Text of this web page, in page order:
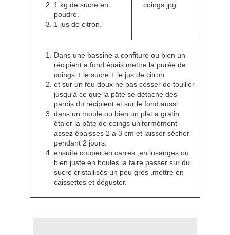
1 kg de sucre en
poudre.
1 jus de citron.
Dans une bassine a confiture ou bien un
récipient a fond épais mettre la purée de
coings + le sucre + le jus de citron
et sur un feu doux ne pas cesser de touiller
jusqu'à ce que la pâte se détache des
parois du récipient et sur le fond aussi.
dans un moule ou bien un plat a gratin
étaler la pâte de coings uniformément
assez épaisses 2 a 3 cm et laisser sécher
pendant 2 jours.
ensuite couper en carres ,en losanges ou
bien juste en boules la faire passer sur du
sucre cristallisés un peu gros ,mettre en
caissettes et déguster.